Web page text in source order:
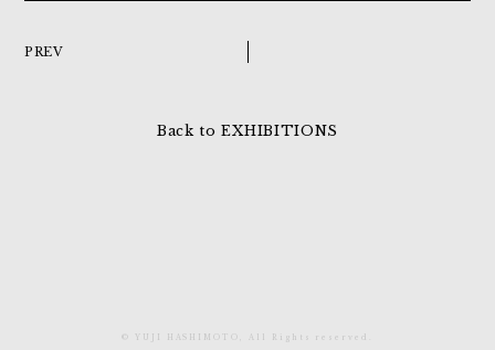
PREV
Back to EXHIBITIONS
©︎ YUJI HASHIMOTO, All Rights reserved.